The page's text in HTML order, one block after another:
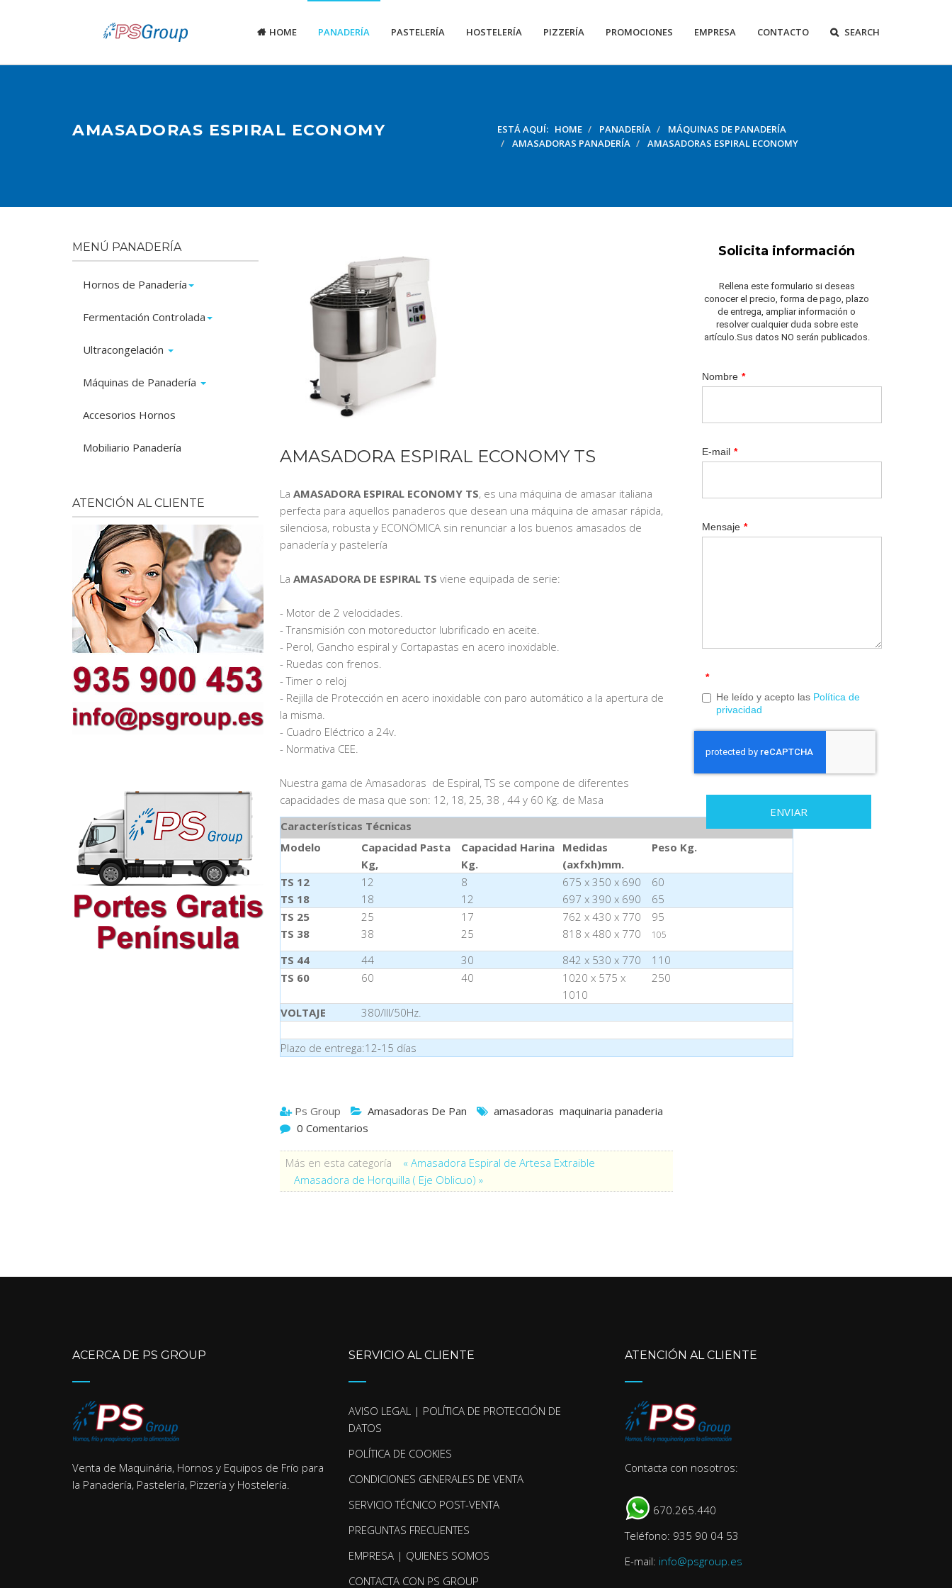
HOME PANADERÍA PASTELERÍA HOSTELERÍA PIZZERÍA PROMOCIONES EMPRESA CONTACTO SEARCH
AMASADORAS ESPIRAL ECONOMY ESTÁ AQUÍ: HOME PANADERÍA
MÁQUINAS DE PANADERÍA
AMASADORAS PANADERÍA
AMASADORAS ESPIRAL ECONOMY
AMASADORA ESPIRAL ECONOMY TS
La AMASADORA ESPIRAL ECONOMY TS, es una máquina de amasar italiana
perfecta para aquellos panaderos que desean una máquina de amasar rápida,
silenciosa, robusta y ECONÖMICA sin renunciar a los buenos amasados de
panadería y pastelería
La AMASADORA DE ESPIRAL TS viene equipada de serie:
- Motor de 2 velocidades.
- Transmisión con motoreductor lubrificado en aceite.
- Perol, Gancho espiral y Cortapastas en acero inoxidable.
- Ruedas con frenos.
- Timer o reloj
- Rejilla de Protección en acero inoxidable con paro automático a la apertura de
la misma.
- Cuadro Eléctrico a 24v.
- Normativa CEE.
Nuestra gama de Amasadoras de Espiral, TS se compone de diferentes
capacidades de masa que son: 12, 18, 25, 38 , 44 y 60 Kg. de Masa
Características Técnicas
Modelo
Capacidad Pasta
Kg,
Capacidad Harina
Kg.
Medidas
(axfxh)mm.
Peso Kg.
TS 12
TS 18
12
18
8
12
675 x 350 x 690
697 x 390 x 690
60
65
TS 25
TS 38
25
38
17
25
762 x 430 x 770
818 x 480 x 770
95
105
TS 44 44 30 842 x 530 x 770
110
TS 60
60 40
1020 x 575 x
1010
250
VOLTAJE 380/III/50Hz.
Plazo de entrega:12-15 días
Ps Group Amasadoras De Pan amasadoras maquinaria panaderia
0 Comentarios
Más en esta categoría
« Amasadora Espiral de Artesa Extraible
Amasadora de Horquilla ( Eje Oblicuo) »
MENÚ PANADERÍA
Hornos de Panadería
Fermentación Controlada
Ultracongelación
Máquinas de Panadería
Accesorios Hornos
Mobiliario Panadería
ATENCIÓN AL CLIENTE
Solicita información
Rellena este formulario si deseas
conocer el precio, forma de pago, plazo
de entrega, ampliar información o
resolver cualquier duda sobre este
artículo.Sus datos NO serán publicados.
Nombre *
E-mail *
Mensaje *
*
He leído y acepto las Política de
privacidad
ENVIAR
ACERCA DE PS GROUP
Venta de Maquinária, Hornos y Equipos de Frío para
la Panadería, Pastelería, Pizzería y Hostelería.
SERVICIO AL CLIENTE
AVISO LEGAL | POLÍTICA DE PROTECCIÓN DE
DATOS
POLÍTICA DE COOKIES
CONDICIONES GENERALES DE VENTA
SERVICIO TÉCNICO POST-VENTA
PREGUNTAS FRECUENTES
EMPRESA | QUIENES SOMOS
CONTACTA CON PS GROUP
ATENCIÓN AL CLIENTE
Contacta con nosotros:
670.265.440
Teléfono: 935 90 04 53
E-mail: info@psgroup.es